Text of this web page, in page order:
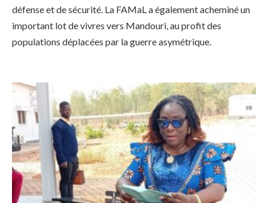
défense et de sécurité. La FAMaL a également acheminé un
important lot de vivres vers Mandouri, au profit des
populations déplacées par la guerre asymétrique.